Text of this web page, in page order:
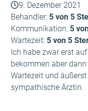
9. Dezember 2021
Behandler: 5 von 5
Kommunikation: 5
Wartezeit: 5 von 5
Ich habe zwar erst
bekommen aber
Wartezeit und
sympathische Ärztin.